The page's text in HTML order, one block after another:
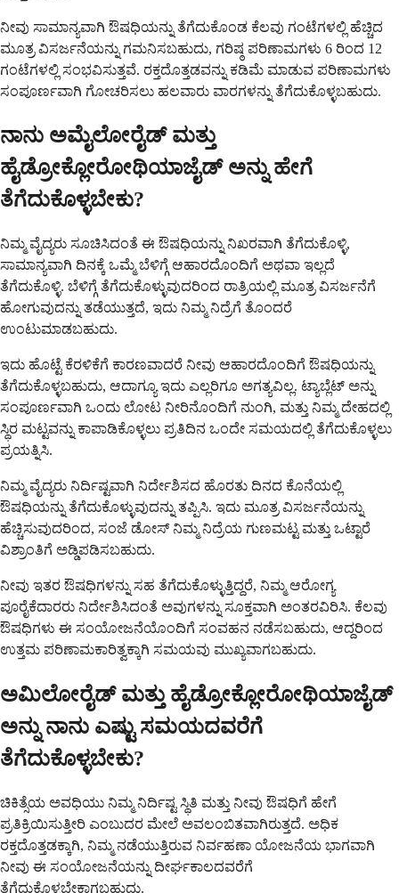
ನೀವು ಸಾಮಾನ್ಯವಾಗಿ ಔಷಧಿಯನ್ನು ತೆಗೆದುಕೊಂಡ ಕೆಲವು ಗಂಟೆಗಳಲ್ಲಿ ಹೆಚ್ಚಿದ
ಮೂತ್ರ ವಿಸರ್ಜನೆಯನ್ನು ಗಮನಿಸಬಹುದು, ಗರಿಷ್ಠ ಪರಿಣಾಮಗಳು 6 ರಿಂದ 12
ಗಂಟೆಗಳಲ್ಲಿ ಸಂಭವಿಸುತ್ತವೆ. ರಕ್ತದೊತ್ತಡವನ್ನು ಕಡಿಮೆ ಮಾಡುವ ಪರಿಣಾಮಗಳು
ಸಂಪೂರ್ಣವಾಗಿ ಗೋಚರಿಸಲು ಹಲವಾರು ವಾರಗಳನ್ನು ತೆಗೆದುಕೊಳ್ಳಬಹುದು.
ನಾನು ಅಮೈಲೋರೈಡ್ ಮತ್ತು
ಹೈಡ್ರೋಕ್ಲೋರೋಥಿಯಾಜೈಡ್ ಅನ್ನು ಹೇಗೆ
ತೆಗೆದುಕೊಳ್ಳಬೇಕು?
ನಿಮ್ಮ ವೈದ್ಯರು ಸೂಚಿಸಿದಂತೆ ಈ ಔಷಧಿಯನ್ನು ನಿಖರವಾಗಿ ತೆಗೆದುಕೊಳ್ಳಿ,
ಸಾಮಾನ್ಯವಾಗಿ ದಿನಕ್ಕೆ ಒಮ್ಮೆ ಬೆಳಿಗ್ಗೆ ಆಹಾರದೊಂದಿಗೆ ಅಥವಾ ಇಲ್ಲದೆ
ತೆಗೆದುಕೊಳ್ಳಿ. ಬೆಳಿಗ್ಗೆ ತೆಗೆದುಕೊಳ್ಳುವುದರಿಂದ ರಾತ್ರಿಯಲ್ಲಿ ಮೂತ್ರ ವಿಸರ್ಜನೆಗೆ
ಹೋಗುವುದನ್ನು ತಡೆಯುತ್ತದೆ, ಇದು ನಿಮ್ಮ ನಿದ್ರೆಗೆ ತೊಂದರೆ
ಉಂಟುಮಾಡಬಹುದು.
ಇದು ಹೊಟ್ಟೆ ಕೆರಳಿಕೆಗೆ ಕಾರಣವಾದರೆ ನೀವು ಆಹಾರದೊಂದಿಗೆ ಔಷಧಿಯನ್ನು
ತೆಗೆದುಕೊಳ್ಳಬಹುದು, ಆದಾಗ್ಯೂ ಇದು ಎಲ್ಲರಿಗೂ ಅಗತ್ಯವಿಲ್ಲ. ಟ್ಯಾಬ್ಲೆಟ್ ಅನ್ನು
ಸಂಪೂರ್ಣವಾಗಿ ಒಂದು ಲೋಟ ನೀರಿನೊಂದಿಗೆ ನುಂಗಿ, ಮತ್ತು ನಿಮ್ಮ ದೇಹದಲ್ಲಿ
ಸ್ಥಿರ ಮಟ್ಟವನ್ನು ಕಾಪಾಡಿಕೊಳ್ಳಲು ಪ್ರತಿದಿನ ಒಂದೇ ಸಮಯದಲ್ಲಿ ತೆಗೆದುಕೊಳ್ಳಲು
ಪ್ರಯತ್ನಿಸಿ.
ನಿಮ್ಮ ವೈದ್ಯರು ನಿರ್ದಿಷ್ಟವಾಗಿ ನಿರ್ದೇಶಿಸದ ಹೊರತು ದಿನದ ಕೊನೆಯಲ್ಲಿ
ಔಷಧಿಯನ್ನು ತೆಗೆದುಕೊಳ್ಳುವುದನ್ನು ತಪ್ಪಿಸಿ. ಇದು ಮೂತ್ರ ವಿಸರ್ಜನೆಯನ್ನು
ಹೆಚ್ಚಿಸುವುದರಿಂದ, ಸಂಜೆ ಡೋಸ್ ನಿಮ್ಮ ನಿದ್ರೆಯ ಗುಣಮಟ್ಟ ಮತ್ತು ಒಟ್ಟಾರೆ
ವಿಶ್ರಾಂತಿಗೆ ಅಡ್ಡಿಪಡಿಸಬಹುದು.
ನೀವು ಇತರ ಔಷಧಿಗಳನ್ನು ಸಹ ತೆಗೆದುಕೊಳ್ಳುತ್ತಿದ್ದರೆ, ನಿಮ್ಮ ಆರೋಗ್ಯ
ಪೂರೈಕೆದಾರರು ನಿರ್ದೇಶಿಸಿದಂತೆ ಅವುಗಳನ್ನು ಸೂಕ್ತವಾಗಿ ಅಂತರವಿರಿಸಿ. ಕೆಲವು
ಔಷಧಿಗಳು ಈ ಸಂಯೋಜನೆಯೊಂದಿಗೆ ಸಂವಹನ ನಡೆಸಬಹುದು, ಆದ್ದರಿಂದ
ಉತ್ತಮ ಪರಿಣಾಮಕಾರಿತ್ವಕ್ಕಾಗಿ ಸಮಯವು ಮುಖ್ಯವಾಗಬಹುದು.
ಅಮಿಲೋರೈಡ್ ಮತ್ತು ಹೈಡ್ರೋಕ್ಲೋರೋಥಿಯಾಜೈಡ್
ಅನ್ನು ನಾನು ಎಷ್ಟು ಸಮಯದವರೆಗೆ
ತೆಗೆದುಕೊಳ್ಳಬೇಕು?
ಚಿಕಿತ್ಸೆಯ ಅವಧಿಯು ನಿಮ್ಮ ನಿರ್ದಿಷ್ಟ ಸ್ಥಿತಿ ಮತ್ತು ನೀವು ಔಷಧಿಗೆ ಹೇಗೆ
ಪ್ರತಿಕ್ರಿಯಿಸುತ್ತೀರಿ ಎಂಬುದರ ಮೇಲೆ ಅವಲಂಬಿತವಾಗಿರುತ್ತದೆ. ಅಧಿಕ
ರಕ್ತದೊತ್ತಡಕ್ಕಾಗಿ, ನಿಮ್ಮ ನಡೆಯುತ್ತಿರುವ ನಿರ್ವಹಣಾ ಯೋಜನೆಯ ಭಾಗವಾಗಿ
ನೀವು ಈ ಸಂಯೋಜನೆಯನ್ನು ದೀರ್ಘಕಾಲದವರೆಗೆ
ತೆಗೆದುಕೊಳ್ಳಬೇಕಾಗಬಹುದು.